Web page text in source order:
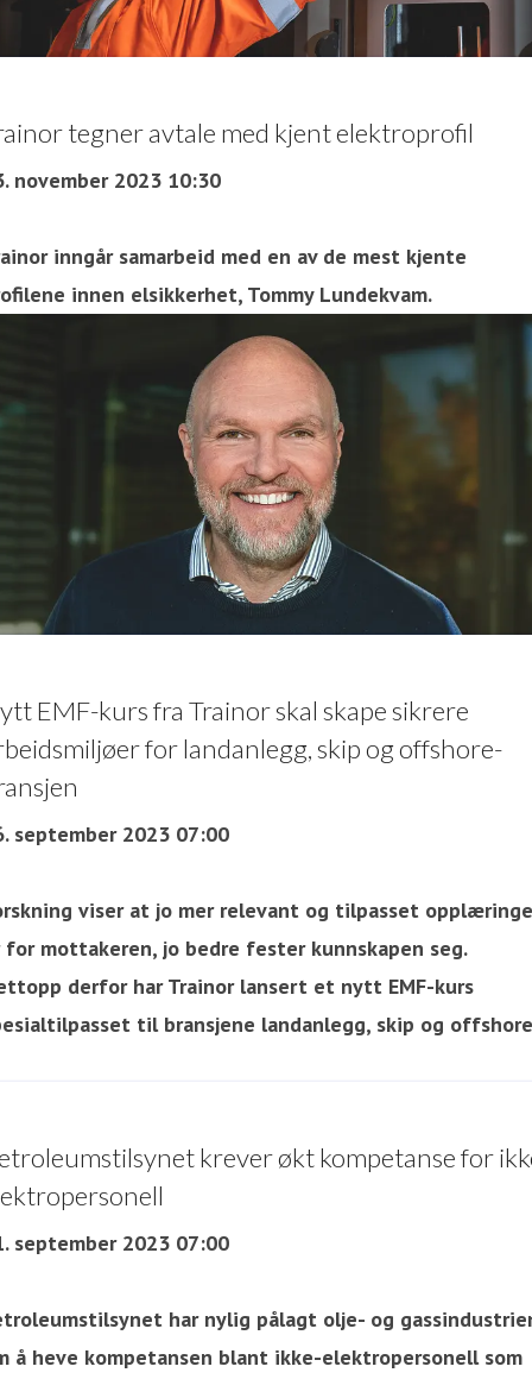
tegner avtale med kjent elektroprofil
november 2023 10:30
inngår samarbeid med en av de mest kjente
innen elsikkerhet, Tommy Lundekvam.
EMF-kurs fra Trainor skal skape sikrere
for landanlegg, skip og offshore-
september 2023 07:00
viser at jo mer relevant og tilpasset
for mottakeren, jo bedre fester kunnskapen seg.
derfor har Trainor lansert et nytt EMF-kurs
til bransjene landanlegg, skip og
krever økt kompetanse for
september 2023 07:00
har nylig pålagt olje- og
å heve kompetansen blant ikke-elektropersonell som